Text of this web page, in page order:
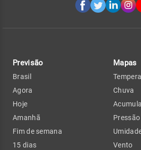
Previsão
Brasil
Agora
Hoje
Amanhã
Fim de semana
15 dias
Mapas
Chuva
Pressão
Vento